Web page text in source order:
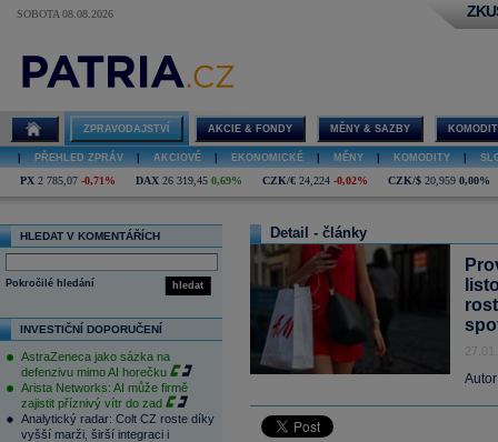
SOBOTA 08.08.2026
ZPRAVODAJSTVÍ AKCIE & FONDY MĚNY & SAZBY
PŘEHLED ZPRÁV AKCIOVÉ EKONOMICKÉ MĚNY KOMODITY
PX 2 785,07 -0,71% DAX 26 319,45 0,69% CZK/€ 24,224 -0,02% CZK/$ 20,959 0,00%
HLEDAT V KOMENTÁŘÍCH
hledat
Pokročilé hledání
INVESTIČNÍ DOPORUČENÍ
AstraZeneca jako sázka na
defenzivu mimo AI horečku
Arista Networks: AI může firmě
zajistit příznivý vítr do zad
Analytický radar: Colt CZ roste díky
vyšší marži, širší integraci i
Detail - články